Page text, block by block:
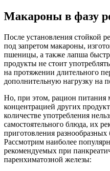
Макароны в фазу
После установления стойкой
под запретом макароны,
пшеницы, а также лапша
продукты не стоит
на протяжении длительного
дополнительную нагрузку на
Но, при этом, рацион питания
концентрацией других
количестве употребления
самостоятельного блюда, их
приготовления
Рассмотрим наиболее
рекомендуемых при
паренхиматозной железы: